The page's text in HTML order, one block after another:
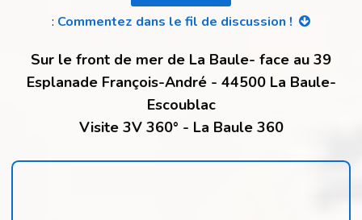
: Commentez dans le fil de discussion !
Sur le front de mer de La Baule- face au 39
Esplanade François-André - 44500 La Baule-
Escoublac
Visite 3V 360° - La Baule 360